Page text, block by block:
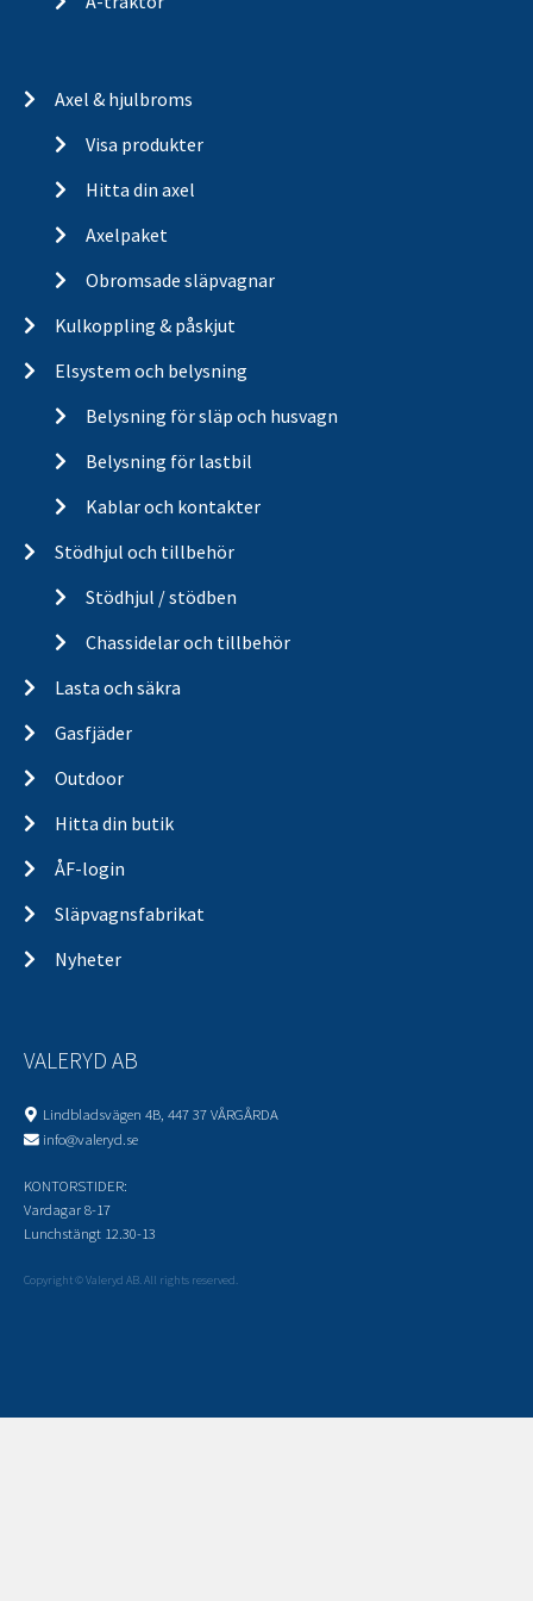
Axel & hjulbroms
Visa produkter
Hitta din axel
Axelpaket
Obromsade släpvagnar
Kulkoppling & påskjut
Elsystem och belysning
Belysning för släp och husvagn
Belysning för lastbil
Kablar och kontakter
Stödhjul och tillbehör
Stödhjul / stödben
Chassidelar och tillbehör
Lasta och säkra
Gasfjäder
Outdoor
Hitta din butik
ÅF-login
Släpvagnsfabrikat
Nyheter
VALERYD AB
Lindbladsvägen 4B, 447 37 VÅRGÅRDA
info@valeryd.se
KONTORSTIDER:
Vardagar 8-17
Lunchstängt 12.30-13
Copyright © Valeryd AB. All rights reserved.